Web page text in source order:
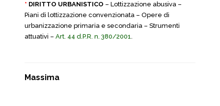
* DIRITTO URBANISTICO – Lottizzazione abusiva –
Piani di lottizzazione convenzionata – Opere di
urbanizzazione primaria e secondaria – Strumenti
attuativi – Art. 44 d.P.R. n. 380/2001.
Massima